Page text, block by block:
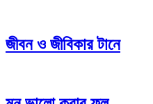
জীবন ও জীবিকার টানে